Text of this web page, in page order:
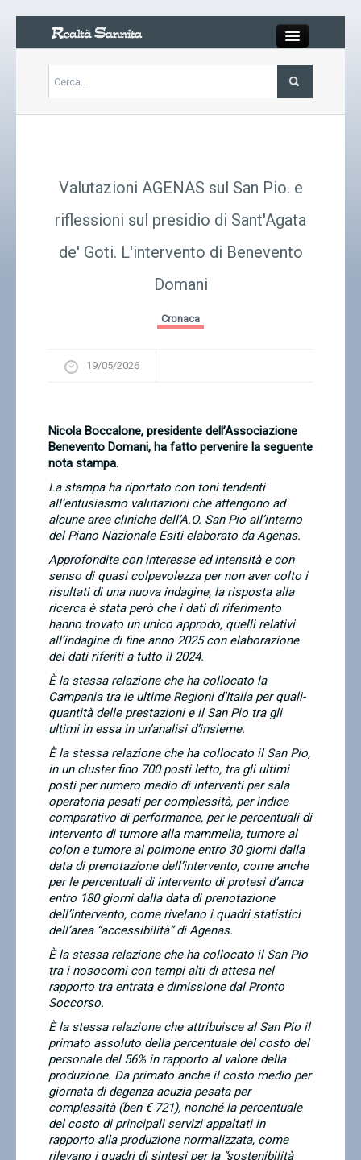
Carrello
Valutazioni AGENAS sul San Pio. e
riflessioni sul presidio di Sant'Agata
de' Goti. L'intervento di Benevento
Domani
Cronaca
19/05/2026
Nicola Boccalone, presidente dell’Associazione
Benevento Domani, ha fatto pervenire la seguente
nota stampa.
La stampa ha riportato con toni tendenti
all’entusiasmo valutazioni che attengono ad
alcune aree cliniche dell’A.O. San Pio all’interno
del Piano Nazionale Esiti elaborato da Agenas.
Approfondite con interesse ed intensità e con
senso di quasi colpevolezza per non aver colto i
risultati di una nuova indagine, la risposta alla
ricerca è stata però che i dati di riferimento
hanno trovato un unico approdo, quelli relativi
all’indagine di fine anno 2025 con elaborazione
dei dati riferiti a tutto il 2024.
È la stessa relazione che ha collocato la
Campania tra le ultime Regioni d’Italia per quali-
quantità delle prestazioni e il San Pio tra gli
ultimi in essa in un’analisi d’insieme.
È la stessa relazione che ha collocato il San Pio,
in un cluster fino 700 posti letto, tra gli ultimi
posti per numero medio di interventi per sala
operatoria pesati per complessità, per indice
comparativo di performance, per le percentuali di
intervento di tumore alla mammella, tumore al
colon e tumore al polmone entro 30 giorni dalla
data di prenotazione dell’intervento, come anche
per le percentuali di intervento di protesi d’anca
entro 180 giorni dalla data di prenotazione
dell’intervento, come rivelano i quadri statistici
dell’area “accessibilità” di Agenas.
È la stessa relazione che ha collocato il San Pio
tra i nosocomi con tempi alti di attesa nel
rapporto tra entrata e dimissione dal Pronto
Soccorso.
È la stessa relazione che attribuisce al San Pio il
primato assoluto della percentuale del costo del
personale del 56% in rapporto al valore della
produzione. Da primato anche il costo medio per
giornata di degenza acuzia pesata per
complessità (ben € 721), nonché la percentuale
del costo di principali servizi appaltati in
rapporto alla produzione normalizzata, come
rilevano i quadri di sintesi per la “sostenibilità